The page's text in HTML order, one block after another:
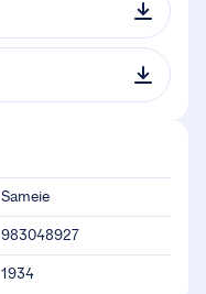
Sameie
983048927
1934